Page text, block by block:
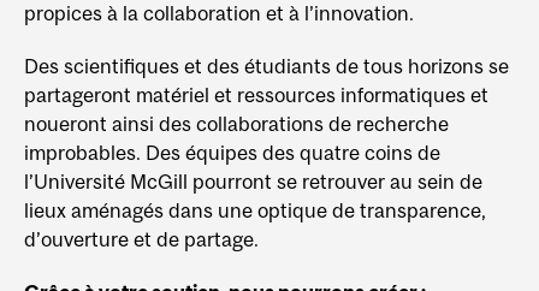
propices à la collaboration et à l’innovation.
Des scientifiques et des étudiants de tous horizons se
partageront matériel et ressources informatiques et
noueront ainsi des collaborations de recherche
improbables. Des équipes des quatre coins de
l’Université McGill pourront se retrouver au sein de
lieux aménagés dans une optique de transparence,
d’ouverture et de partage.